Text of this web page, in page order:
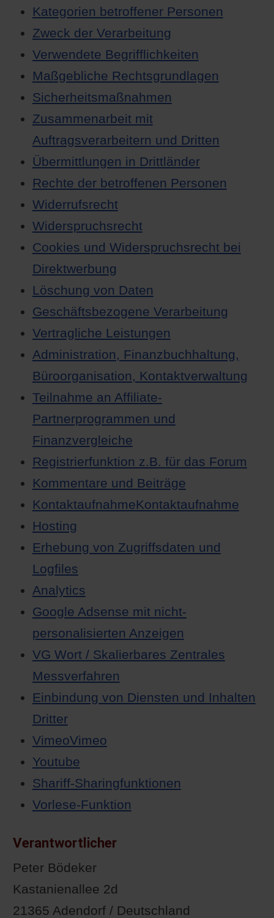
Kategorien betroffener Personen
Zweck der Verarbeitung
Verwendete Begrifflichkeiten
Maßgebliche Rechtsgrundlagen
Sicherheitsmaßnahmen
Zusammenarbeit mit
Auftragsverarbeitern und Dritten
Übermittlungen in Drittländer
Rechte der betroffenen Personen
Widerrufsrecht
Widerspruchsrecht
Cookies und Widerspruchsrecht bei
Direktwerbung
Löschung von Daten
Geschäftsbezogene Verarbeitung
Vertragliche Leistungen
Administration, Finanzbuchhaltung,
Büroorganisation, Kontaktverwaltung
Teilnahme an Affiliate-
Partnerprogrammen und
Finanzvergleiche
Registrierfunktion z.B. für das Forum
Kommentare und Beiträge
KontaktaufnahmeKontaktaufnahme
Hosting
Erhebung von Zugriffsdaten und
Logfiles
Analytics
Google Adsense mit nicht-
personalisierten Anzeigen
VG Wort / Skalierbares Zentrales
Messverfahren
Einbindung von Diensten und Inhalten
Dritter
VimeoVimeo
Youtube
Shariff-Sharingfunktionen
Vorlese-Funktion
Verantwortlicher
Peter Bödeker
Kastanienallee 2d
21365 Adendorf / Deutschland